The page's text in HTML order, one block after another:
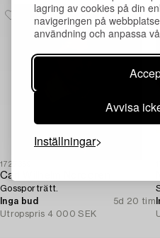
lagring av cookies på din
navigeringen på
användning och anpassa
Avvisa
Inställningar
1727369
Carl Wilhelm Nordgren
Gossporträtt.
Inga bud
5d 20 tim
Utropspris 4 000 SEK